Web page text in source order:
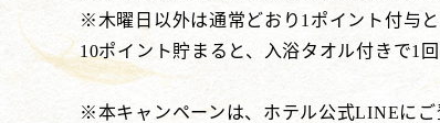
※木曜日以外は通常どおり1ポイント付与と
10ポイント貯まると、入浴タオル付きで1回
※本キャンペーンは、ホテル公式LINEにご